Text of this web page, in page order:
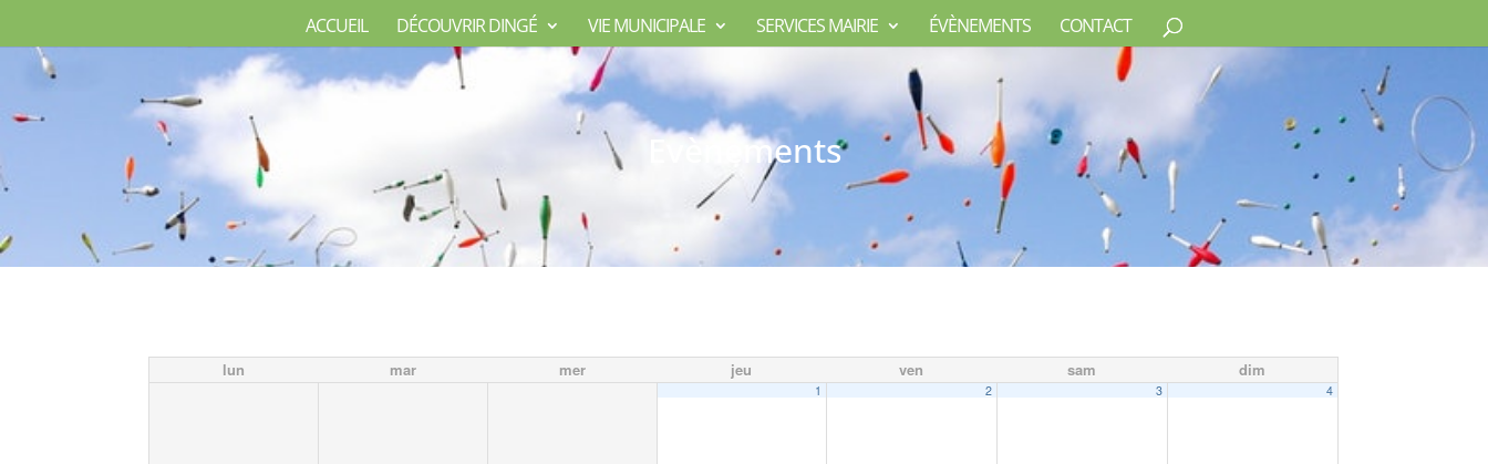
ACCUEIL DÉCOUVRIR DINGÉ VIE MUNICIPALE SERVICES MAIRIE ÉVÈNEMENTS CONTACT
Evènements
lun mar mer jeu ven sam dim
1 2 3 4